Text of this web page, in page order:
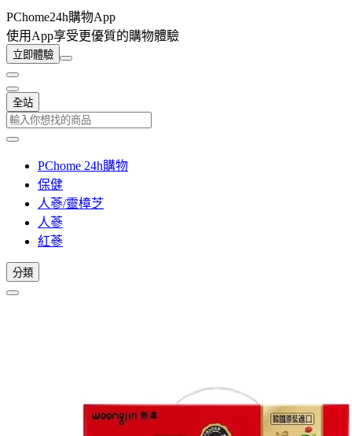
PChome24h購物App
使用App享受更優質的購物體驗
立即體驗
全站
PChome 24h購物
保健
人蔘/靈樟芝
人蔘
紅蔘
分類